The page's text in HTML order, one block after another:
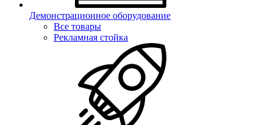
Демонстрационное оборудование
Все товары
Рекламная стойка